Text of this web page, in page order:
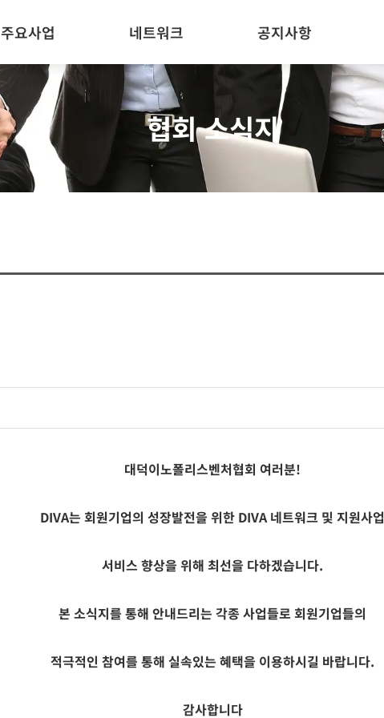
주요사업 네트워크 공지사항
협회 소식지
대덕이노폴리스벤처협회 여러분!
DIVA는 회원기업의 성장발전을 위한 DIVA네트워크 및 지원사업
서비스 향상을 위해 최선을 다하겠습니다.
본 소식지를 통해 안내드리는 각종 사업들로 회원기업들의
적극적인 참여를 통해 실속있는 혜택을 이용하시길 바랍니다.
감사합니다